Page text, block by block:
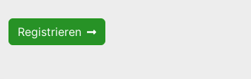
Registrieren